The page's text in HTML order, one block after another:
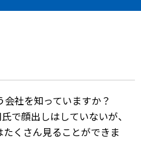
社を知っていますか？
で顔出しはしていないが、
くさん見ることができま